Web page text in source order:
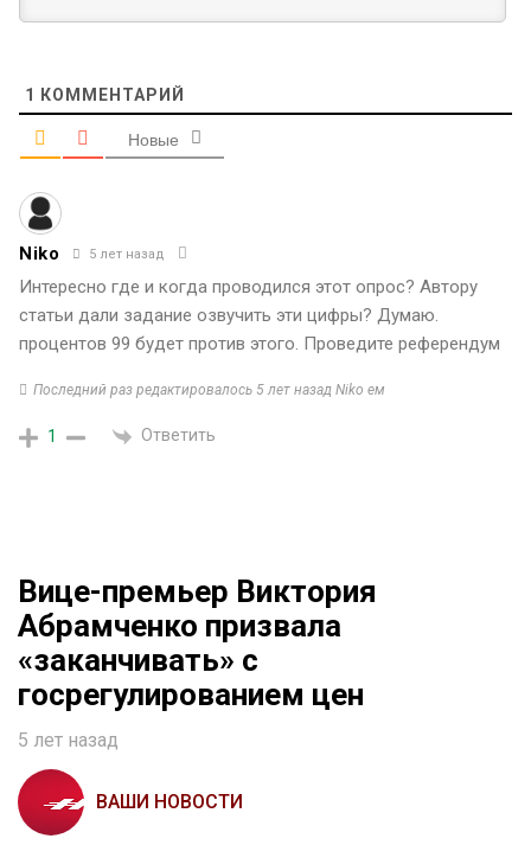
1 КОММЕНТАРИЙ
Новые
Niko 5 лет назад
Интересно где и когда проводился этот опрос? Автору
статьи дали задание озвучить эти цифры? Думаю.
процентов 99 будет против этого. Проведите референдум
Последний раз редактировалось 5 лет назад Niko ем
1 Ответить
Вице-премьер Виктория
Абрамченко призвала
«заканчивать» с
госрегулированием цен
5 лет назад
ВАШИ НОВОСТИ